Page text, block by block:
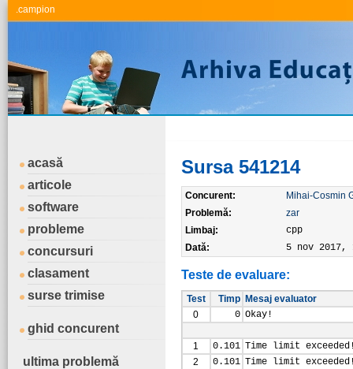
.campion
acasă
articole
software
probleme
concursuri
clasament
surse trimise
ghid concurent
ultima problemă
Sursa 541214
Concurent:
Mihai-Cosmin
Problemă:
zar
Limbaj:
cpp
Dată:
5 nov 2017,
Teste de evaluare:
Test Timp Mesaj evaluator
0
0 Okay!
1 0.101 Time limit
2
0.101 Time limit